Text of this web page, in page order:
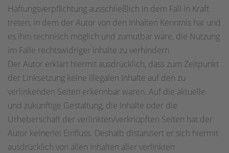
Haftungsverpflichtung ausschließlich in dem Fall in Kraft
treten, in dem der Autor von den Inhalten Kenntnis hat und
es ihm technisch möglich und zumutbar wäre, die Nutzung
im Falle rechtswidriger Inhalte zu verhindern.
Der Autor erklärt hiermit ausdrücklich, dass zum Zeitpunkt
der Linksetzung keine illegalen Inhalte auf den zu
verlinkenden Seiten erkennbar waren. Auf die aktuelle
und zukünftige Gestaltung, die Inhalte oder die
Urheberschaft der verlinkten/verknüpften Seiten hat der
Autor keinerlei Einfluss. Deshalb distanziert er sich hiermit
ausdrücklich von allen Inhalten aller verlinkten